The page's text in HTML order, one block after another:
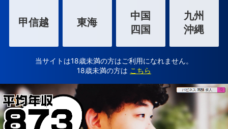
甲信越 東海
中国
四国
九州
沖縄
当サイトは18歳未満の方はご利用になれません。
18歳未満の方は こちら